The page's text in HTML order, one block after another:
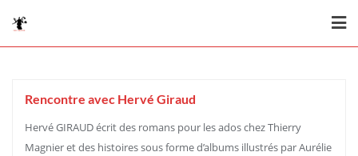
content
Rencontre avec Hervé Giraud
Hervé GIRAUD écrit des romans pour les ados chez Thierry
Magnier et des histoires sous forme d’albums illustrés par Aurélie